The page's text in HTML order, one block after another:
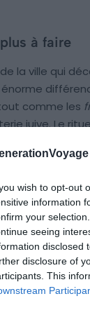
wish to opt-out
information
your
seeing
disclosed
disclosure of
This
à faire
la ville qui
comme les
juive. Le
autres grandes
prêt !